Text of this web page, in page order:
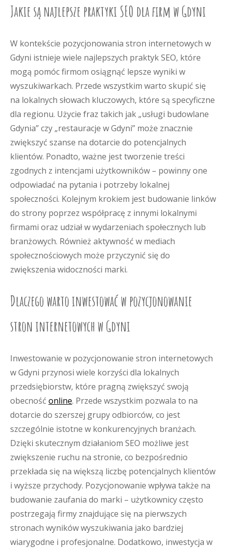
Jakie są najlepsze praktyki SEO dla firm w Gdyni
W kontekście pozycjonowania stron internetowych w
Gdyni istnieje wiele najlepszych praktyk SEO, które
mogą pomóc firmom osiągnąć lepsze wyniki w
wyszukiwarkach. Przede wszystkim warto skupić się
na lokalnych słowach kluczowych, które są specyficzne
dla regionu. Użycie fraz takich jak „usługi budowlane
Gdynia” czy „restauracje w Gdyni” może znacznie
zwiększyć szanse na dotarcie do potencjalnych
klientów. Ponadto, ważne jest tworzenie treści
zgodnych z intencjami użytkowników – powinny one
odpowiadać na pytania i potrzeby lokalnej
społeczności. Kolejnym krokiem jest budowanie linków
do strony poprzez współpracę z innymi lokalnymi
firmami oraz udział w wydarzeniach społecznych lub
branżowych. Również aktywność w mediach
społecznościowych może przyczynić się do
zwiększenia widoczności marki.
Dlaczego warto inwestować w pozycjonowanie
stron internetowych w Gdyni
Inwestowanie w pozycjonowanie stron internetowych
w Gdyni przynosi wiele korzyści dla lokalnych
przedsiębiorstw, które pragną zwiększyć swoją
obecność online. Przede wszystkim pozwala to na
dotarcie do szerszej grupy odbiorców, co jest
szczególnie istotne w konkurencyjnych branżach.
Dzięki skutecznym działaniom SEO możliwe jest
zwiększenie ruchu na stronie, co bezpośrednio
przekłada się na większą liczbę potencjalnych klientów
i wyższe przychody. Pozycjonowanie wpływa także na
budowanie zaufania do marki – użytkownicy często
postrzegają firmy znajdujące się na pierwszych
stronach wyników wyszukiwania jako bardziej
wiarygodne i profesjonalne. Dodatkowo, inwestycja w